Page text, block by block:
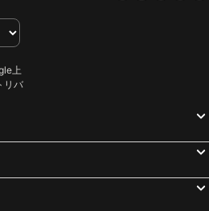
上
リバ